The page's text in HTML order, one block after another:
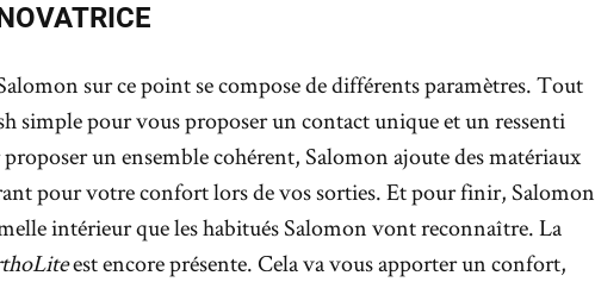
sur ce point se compose de différents paramètres. Tout
simple pour vous proposer un contact unique et un ressenti
un ensemble cohérent, Salomon ajoute des matériaux
pour votre confort lors de vos sorties. Et pour finir, Salomon
intérieur que les habitués Salomon vont reconnaître. La
est encore présente. Cela va vous apporter un confort,